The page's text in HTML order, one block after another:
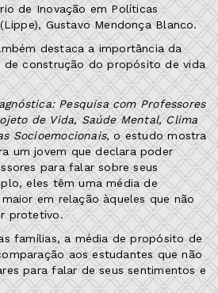
de Inovação em Políticas
Gustavo Mendonça Blanco.
destaca a importância da
de construção do propósito de vida
Pesquisa com Professores
de Vida, Saúde Mental, Clima
Socioemocionais, o estudo mostra
um jovem que declara poder
para falar sobre seus
eles têm uma média de
em relação àqueles que não
protetivo.
famílias, a média de propósito de
aos estudantes que não
para falar de seus sentimentos e